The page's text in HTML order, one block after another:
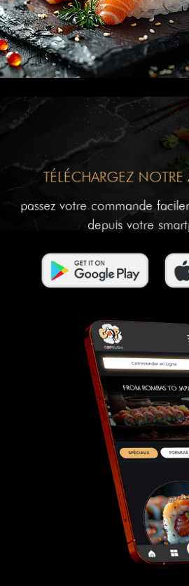
TÉLÉCHARGEZ
passez votre commande
depuis votre